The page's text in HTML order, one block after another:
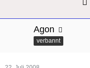
Agon
verbannt